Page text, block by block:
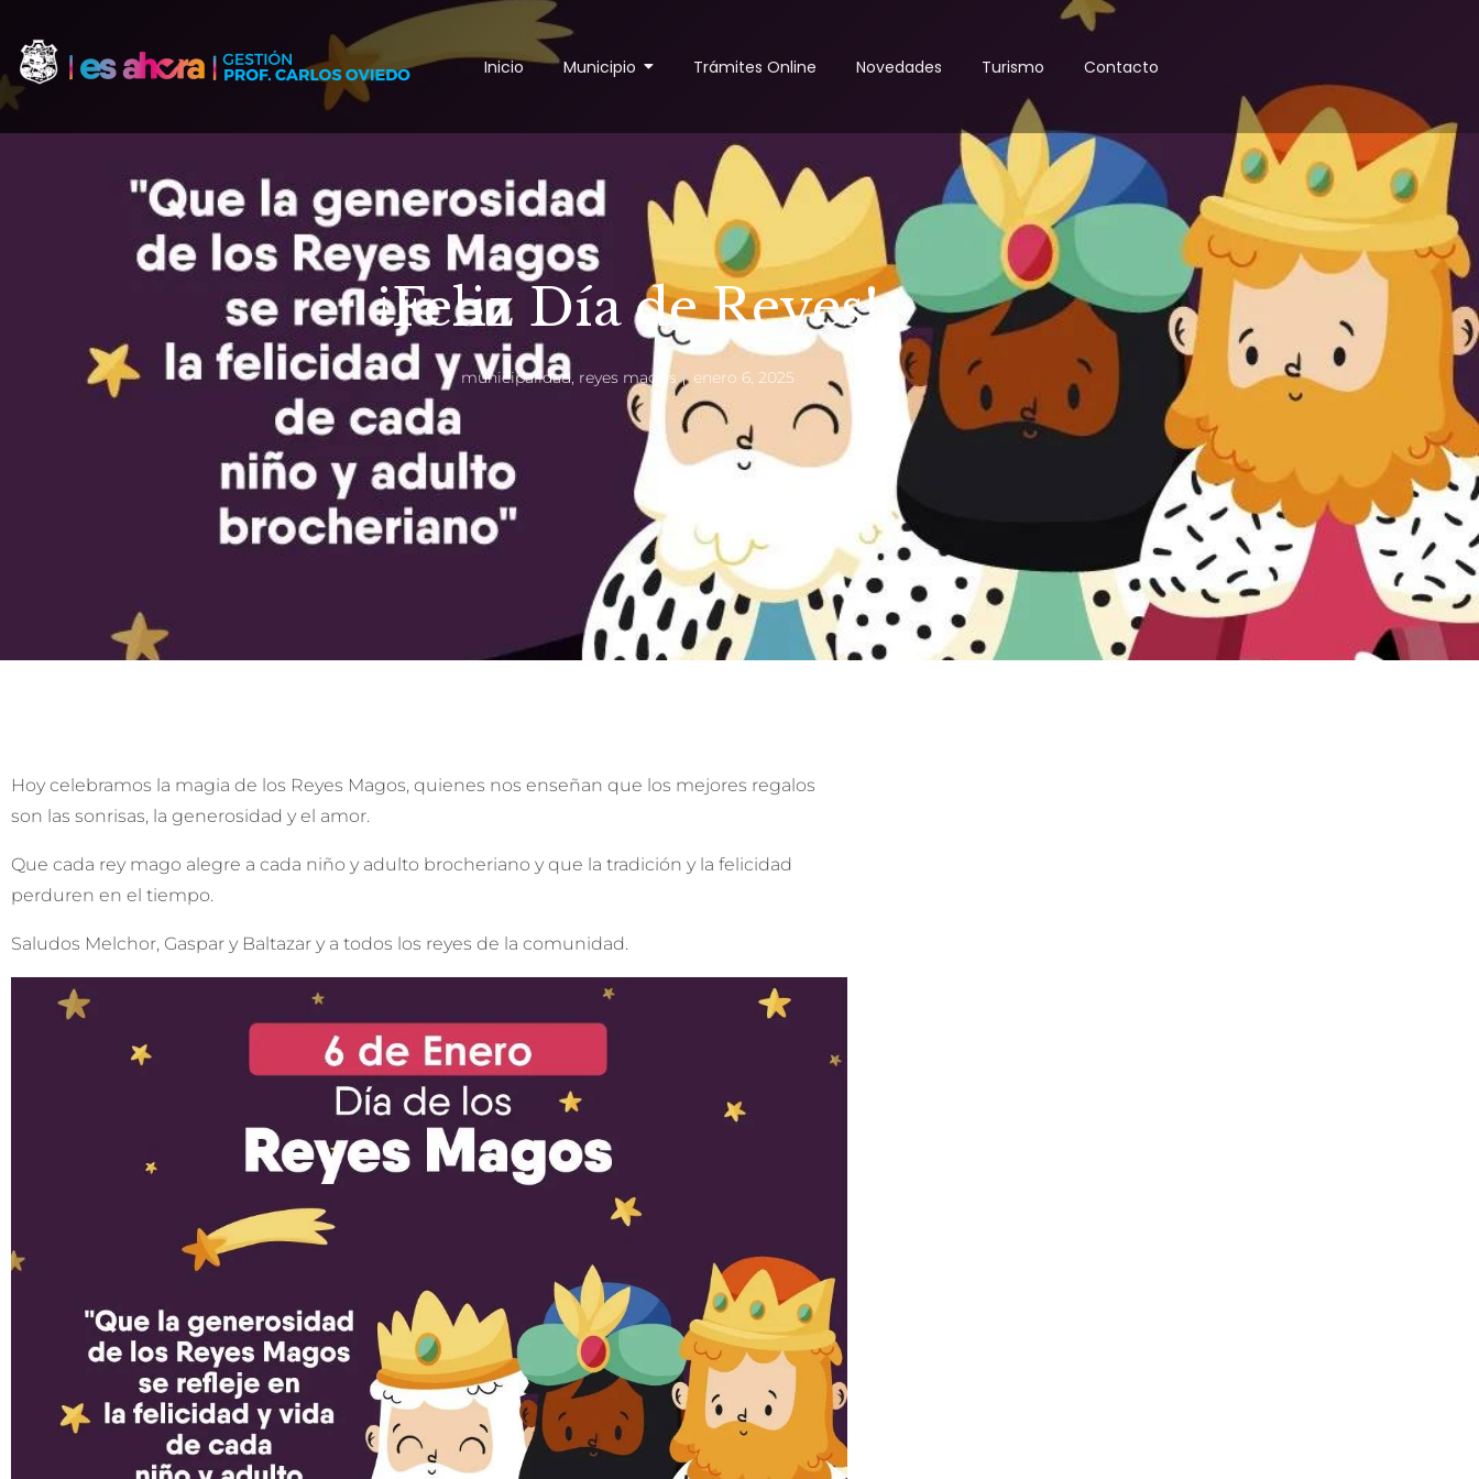
Inicio Municipio Trámites Online Novedades Turismo Contacto
¡Feliz Día de Reyes!
municipalidad, reyes magos enero 6, 2025
Hoy celebramos la magia de los Reyes Magos, quienes nos enseñan que los mejores regalos
son las sonrisas, la generosidad y el amor.
Que cada rey mago alegre a cada niño y adulto brocheriano y que la tradición y la felicidad
perduren en el tiempo.
Saludos Melchor, Gaspar y Baltazar y a todos los reyes de la comunidad.